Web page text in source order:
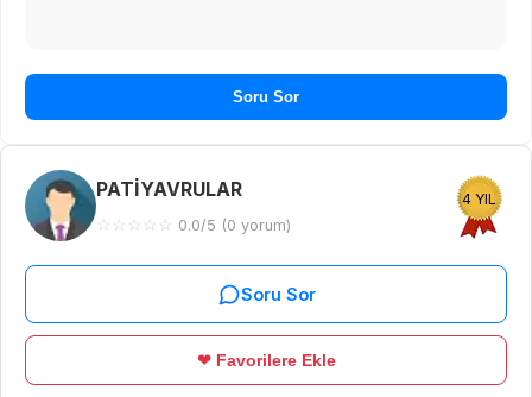
Soru Sor
PATİYAVRULAR
☆ ☆ ☆ ☆ ☆ 0.0/5 (0 yorum)
4 YIL
Soru Sor
❤ Favorilere Ekle